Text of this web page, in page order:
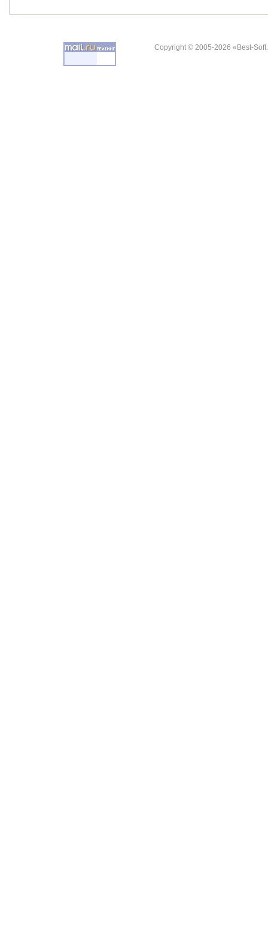
Copyright © 2005-2026 «Best-